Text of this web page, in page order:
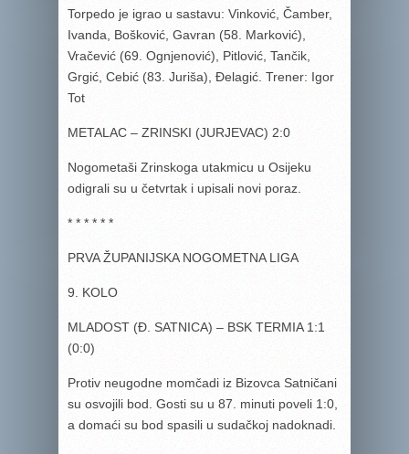
Torpedo je igrao u sastavu: Vinković, Čamber,
Ivanda, Bošković, Gavran (58. Marković),
Vračević (69. Ognjenović), Pitlović, Tančik,
Grgić, Cebić (83. Juriša), Đelagić. Trener: Igor
Tot
METALAC – ZRINSKI (JURJEVAC) 2:0
Nogometaši Zrinskoga utakmicu u Osijeku
odigrali su u četvrtak i upisali novi poraz.
* * * * * *
PRVA ŽUPANIJSKA NOGOMETNA LIGA
9. KOLO
MLADOST (Đ. SATNICA) – BSK TERMIA 1:1
(0:0)
Protiv neugodne momčadi iz Bizovca Satničani
su osvojili bod. Gosti su u 87. minuti poveli 1:0,
a domaći su bod spasili u sudačkoj nadoknadi.